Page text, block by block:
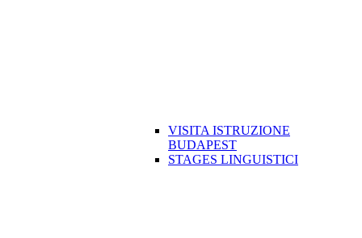
VISITA ISTRUZIONE
BUDAPEST
STAGES LINGUISTICI